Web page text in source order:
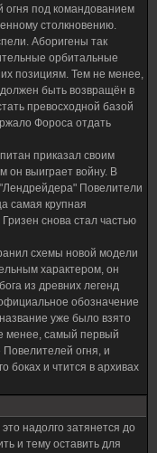
огня под командованием
столкновению.
Аборигены так
орбитальные
позициям. Тем не менее,
должен быть возвращён в
превосходной базой
Фороса отдать
приказал своим
он выиграет войну. В
Повелители
самая крупная
снова стал частью
схемы новой модели
характером, он
из древних легенд
обозначение
уже было взято
менее, самый первый
огня, и
боках и чтится в архивах
надолго затянется до
и тему оставить для